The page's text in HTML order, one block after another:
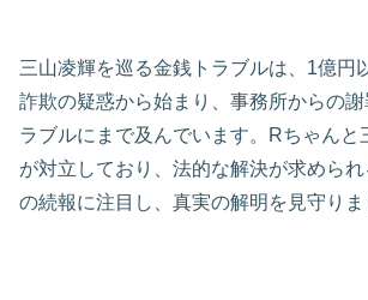
三山凌輝を巡る金銭トラブルは、1億円
詐欺の疑惑から始まり、事務所からの謝
ラブルにまで及んでいます。Rちゃんと
が対立しており、法的な解決が求めら
の続報に注目し、真実の解明を見守りま